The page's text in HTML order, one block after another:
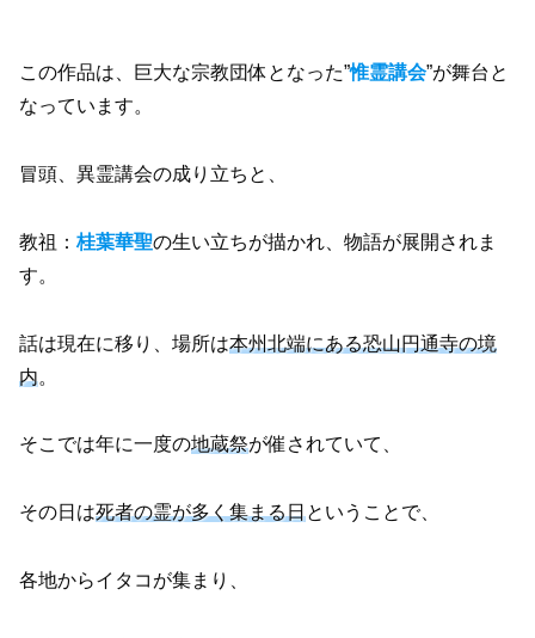
この作品は、巨大な宗教団体となった”惟霊講会”が舞台と
なっています。
冒頭、異霊講会の成り立ちと、
教祖： 桂葉華聖の生い立ちが描かれ、物語が展開されま
す。
話は現在に移り、場所は本州北端にある恐山円通寺の境
内。
そこでは年に一度の地蔵祭が催されていて、
その日は死者の霊が多く集まる日ということで、
各地からイタコが集まり、